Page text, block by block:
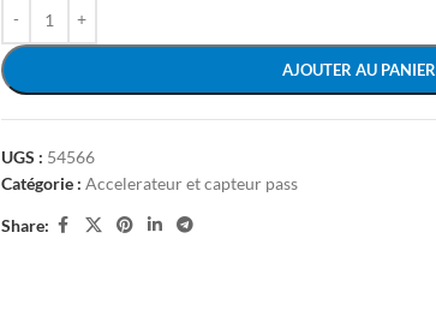
AJOUTER AU PANIER
UGS : 54566
Catégorie : Accelerateur et capteur pass
Share: